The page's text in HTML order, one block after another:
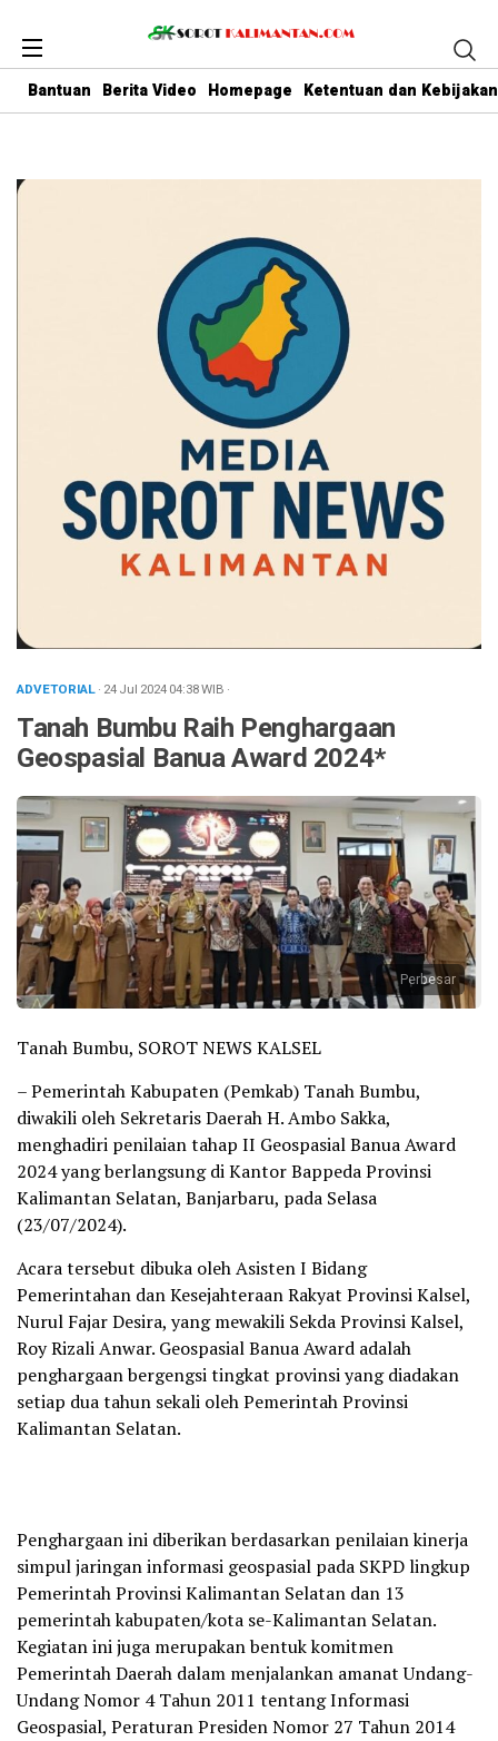
Bantuan Berita Video Homepage Ketentuan dan
ADVETORIAL· 24 Jul 202404:38WIB ·
Tanah Bumbu Raih Penghargaan
Geospasial Banua Award 2024*
Perbesar
Tanah Bumbu, SOROT NEWS KALSEL
– Pemerintah Kabupaten (Pemkab) Tanah Bumbu,
diwakili oleh Sekretaris Daerah H. Ambo Sakka,
menghadiri penilaian tahap II Geospasial Banua Award
2024 yang berlangsung di Kantor Bappeda Provinsi
Kalimantan Selatan, Banjarbaru, pada Selasa
(23/07/2024).
Acara tersebut dibuka oleh Asisten I Bidang
Pemerintahan dan Kesejahteraan Rakyat Provinsi Kalsel,
Nurul Fajar Desira, yang mewakili Sekda Provinsi Kalsel,
Roy Rizali Anwar. Geospasial Banua Award adalah
penghargaan bergengsi tingkat provinsi yang diadakan
setiap dua tahun sekali oleh Pemerintah Provinsi
Kalimantan Selatan.
Penghargaan ini diberikan berdasarkan penilaian kinerja
simpul jaringan informasi geospasial pada SKPD lingkup
Pemerintah Provinsi Kalimantan Selatan dan 13
pemerintah kabupaten/kota se-Kalimantan Selatan.
Kegiatan ini juga merupakan bentuk komitmen
Pemerintah Daerah dalam menjalankan amanat Undang-
Undang Nomor 4 Tahun 2011 tentang Informasi
Geospasial, Peraturan Presiden Nomor 27 Tahun 2014